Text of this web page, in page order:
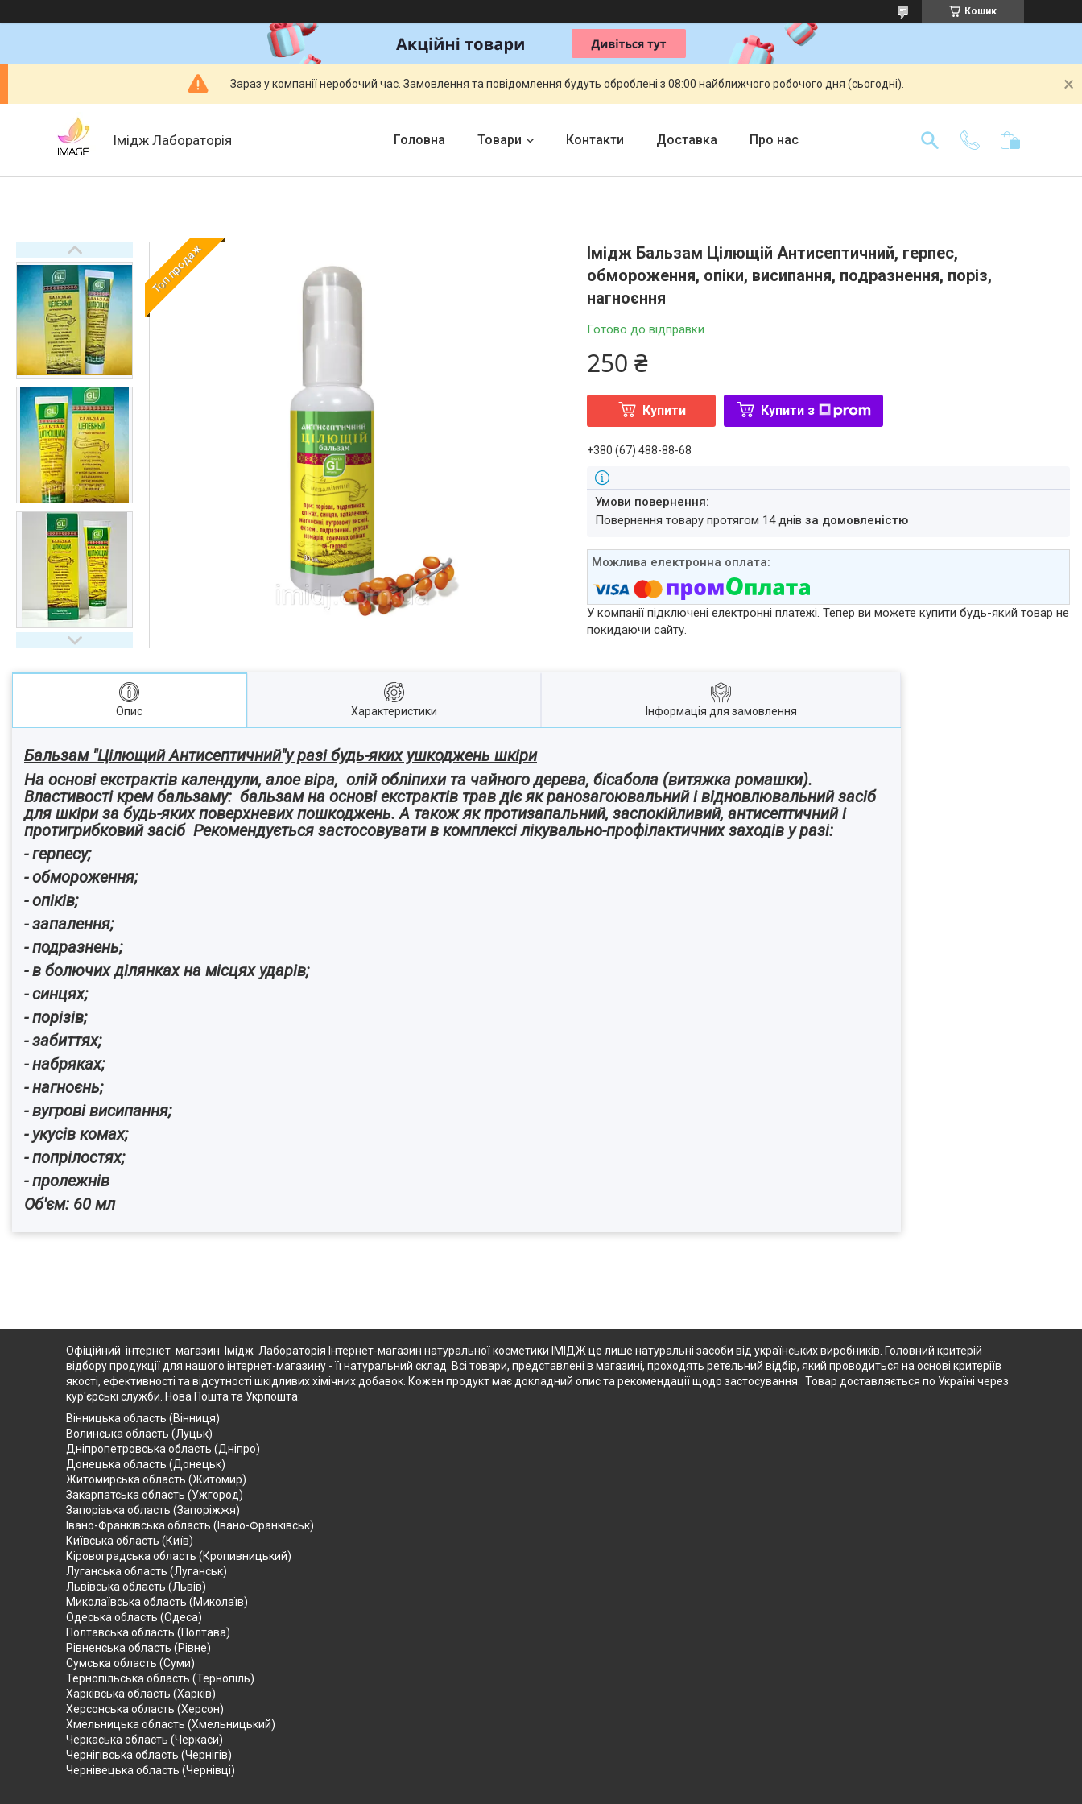
Кошик
Зараз у компанії неробочий час. Замовлення та повідомлення будуть оброблені з 08:00 найближчого робочого дня (сьогодні).
Імідж Лабораторія Головна Товари Контакти Доставка Про нас
Топ продаж
Імідж Бальзам Цілющій Антисептичний, герпес,
обмороження, опіки, висипання, подразнення, поріз,
нагноєння
Готово до відправки
250 ₴
Купити Купити з
+380 (67) 488-88-68
повернення товару протягом 14 днівза домовленістю
У компанії підключені електронні платежі. Тепер ви можете купити будь-який товар не
покидаючи сайту.
Опис Характеристики Інформація для замовлення
Бальзам "Цілющий Антисептичний"у разі будь-яких ушкоджень шкіри
На основі екстрактів календули, алое віра, олій обліпихи та чайного дерева, бісабола (витяжка ромашки).
Властивості крем бальзаму: бальзам на основі екстрактів трав діє як ранозагоювальний і відновлювальний засіб
для шкіри за будь-яких поверхневих пошкоджень. А також як протизапальний, заспокійливий, антисептичний і
протигрибковий засіб Рекомендується застосовувати в комплексі лікувально-профілактичних заходів у разі:
- герпесу;
- обмороження;
- опіків;
- запалення;
- подразнень;
- в болючих ділянках на місцях ударів;
- синцях;
- порізів;
- забиттях;
- набряках;
- нагноєнь;
- вугрові висипання;
- укусів комах;
- попрілостях;
- пролежнів
Об'єм: 60 мл
Офіційний інтернет магазин Імідж Лабораторія Інтернет-магазин натуральної косметики ІМІДЖ це лише натуральні засоби від українських виробників. Головний критерій
відбору продукції для нашого інтернет-магазину - її натуральний склад. Всі товари, представлені в магазині, проходять ретельний відбір, який проводиться на основі критеріїв
якості, ефективності та відсутності шкідливих хімічних добавок. Кожен продукт має докладний опис та рекомендації щодо застосування. Товар доставляється по Україні через
кур'єрські служби. Нова Пошта та Укрпошта:
Вінницька область (Вінниця)
Волинська область (Луцьк)
Дніпропетровська область (Дніпро)
Донецька область (Донецьк)
Житомирська область (Житомир)
Закарпатська область (Ужгород)
Запорізька область (Запоріжжя)
Івано-Франківська область (Івано-Франківськ)
Київська область (Київ)
Кіровоградська область (Кропивницький)
Луганська область (Луганськ)
Львівська область (Львів)
Миколаївська область (Миколаїв)
Одеська область (Одеса)
Полтавська область (Полтава)
Рівненська область (Рівне)
Сумська область (Суми)
Тернопільська область (Тернопіль)
Харківська область (Харків)
Херсонська область (Херсон)
Хмельницька область (Хмельницький)
Черкаська область (Черкаси)
Чернігівська область (Чернігів)
Чернівецька область (Чернівці)